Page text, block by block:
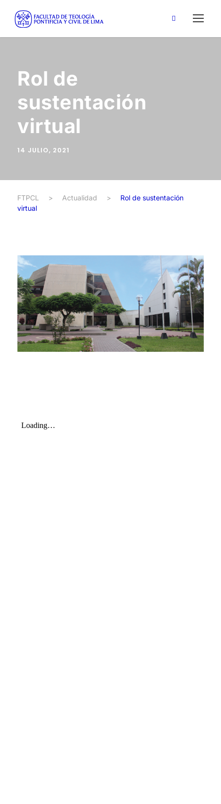
Rol de
sustentación
virtual
14 JULIO, 2021
FTPCL > Actualidad >
Rol de sustentación
virtual